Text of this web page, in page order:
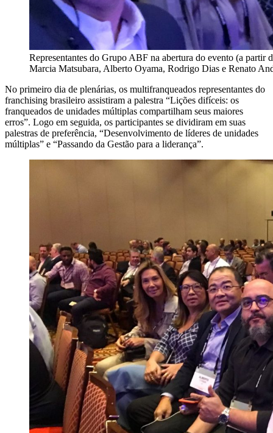
Representantes do Grupo ABF na abertura do evento (a partir
Marcia Matsubara, Alberto Oyama, Rodrigo Dias e Renato
No primeiro dia de plenárias, os multifranqueados representantes do
franchising brasileiro assistiram a palestra “Lições difíceis: os
franqueados de unidades múltiplas compartilham seus maiores
erros”. Logo em seguida, os participantes se dividiram em suas
palestras de preferência, “Desenvolvimento de líderes de unidades
múltiplas” e “Passando da Gestão para a liderança”.